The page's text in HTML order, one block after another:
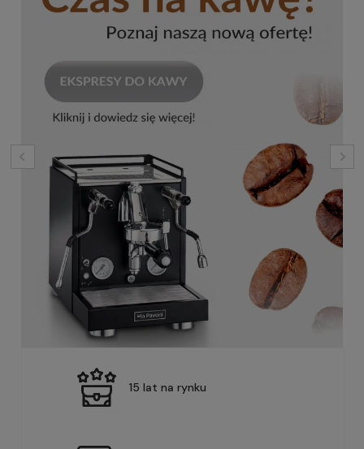
15 lat na rynku